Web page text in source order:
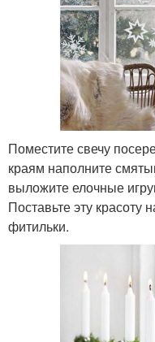
Поместите свечу
краям наполните
выложите елочные
Поставьте эту красоту
фитильки.